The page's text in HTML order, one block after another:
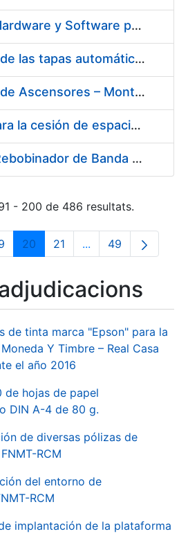
Suministro de Hardware y Software para la Ampliación de la Infraestructura del Área de Digitalización en la FNMT-RCM
Mantenimiento de las tapas automáticas HYGOLET, instaladas en los inodoros de los aseos de la FNMT-RCM, así como el suministro de recambios originales de rollos de plástico
Mantenimiento de Ascensores – Montacargas Instalados en Fábrica de Papel de Burgos
Contratación para la cesión de espacios para la instalación de soportes publicitarios en solar de la FNMT-RCM situado en la confluencia de las calles Cruz del Sur, calle de los Astros y calle del Doctor Esquerdo. Referencia NJ01-2017
Suministro de Rebobinador de Banda de Papel
- 200 de 486 resultats.
intermèdies Utilitzeu TAB per
Pàgina
20 Pàgina
21 ...PàginesPàgina
49
de tinta marca "Epson" para la
Y Timbre – Real Casa
el año 2016
de hojas de papel
DIN A-4 de 80 g.
de diversas pólizas de
RCM
del entorno de
RCM
implantación de la plataforma